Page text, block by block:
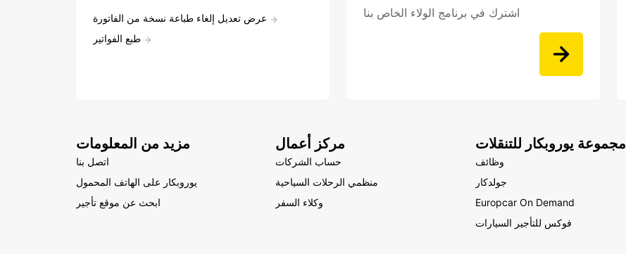
عرض تعديل إلغاء طباعة نسخة من الفاتورة
طبع الفواتير
اشترك في برنامج الولاء الخاص بنا
مزيد من المعلومات
اتصل بنا
يوروبكار على الهاتف المحمول
ابحث عن موقع تأجير
مركز أعمال
حساب الشركات
منظمي الرحلات السياحية
وكلاء السفر
مجموعة يوروبكار للتنقلات
وظائف
جولدكار
Europcar On Demand
فوكس للتأجير السيارات